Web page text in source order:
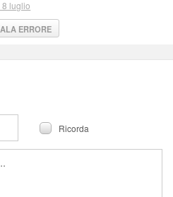
luglio
ERRORE
Ricorda